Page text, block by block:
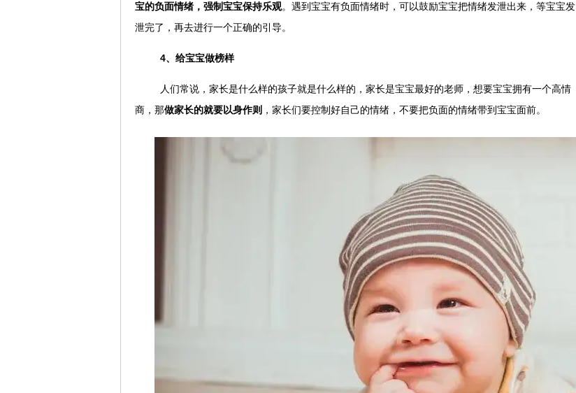
宝的负面情绪，强制宝宝保持乐观。遇到宝宝有负面情绪时，可以鼓励宝宝把情绪发泄出来，等宝宝发
泄完了，再去进行一个正确的引导。
4、给宝宝做榜样
人们常说，家长是什么样的孩子就是什么样的，家长是宝宝最好的老师，想要宝宝拥有一个高情
商，那做家长的就要以身作则 ，家长们要控制好自己的情绪，不要把负面的情绪带到宝宝面前。